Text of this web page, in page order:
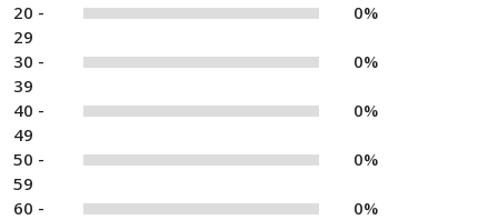
20 -
29
0%
30 -
39
0%
40 -
49
0%
50 -
59
0%
60 - 0%